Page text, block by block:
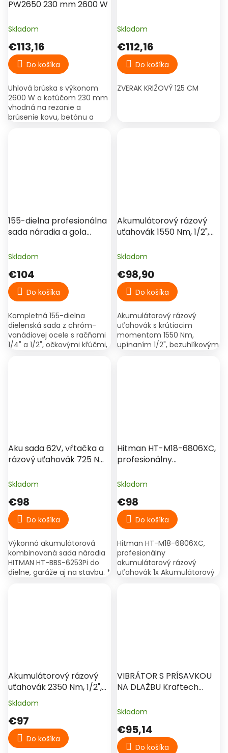
PW2650 230 mm 2600 W
Skladom
€113,16
Do košíka
Uhlová brúska s výkonom
2600 W a kotúčom 230 mm
vhodná na rezanie a
brúsenie kovu, betónu a
Skladom
€112,16
Do košíka
ZVERAK KRIŽOVÝ 125 CM
155-dielna profesionálna
sada náradia a gola
Skladom
€104
Do košíka
Kompletná 155-dielna
dielenská sada z chróm-
vanádiovej ocele s račňami
1/4" a 1/2", očkovými kľúčmi,
Akumulátorový rázový
uťahovák 1550 Nm, 1/2",
2× batéria, kufor –
1550X.Pro
Skladom
€98,90
Do košíka
Akumulátorový rázový
uťahovák s krútiacim
momentom 1550 Nm,
upínaním 1/2", bezuhlíkovým
Aku sada 62V, vŕtačka a
rázový uťahovák 725 Nm
BBS-6253Pi
Skladom
€98
Do košíka
Výkonná akumulátorová
kombinovaná sada náradia
HITMAN HT-BBS-6253Pi do
dielne, garáže aj na stavbu. *
Hitman HT-M18-6806XC,
profesionálny
uťahovák
Skladom
€98
Do košíka
Hitman HT-M18-6806XC,
profesionálny
akumulátorový rázový
uťahovák 1x Akumulátorový
Akumulátorový rázový
uťahovák 2350 Nm, 1/2",
88V, 2× 8Ah batéria,
bezuhlíkový motor –
Hitman HT-IWS-
2350X.Pro
Priemerné
produktu
je
4,0
Skladom
€97
Do košíka
VIBRÁTOR S PRÍSAVKOU
NA DLAŽBU Kraftech
Skladom
€95,14
Do košíka